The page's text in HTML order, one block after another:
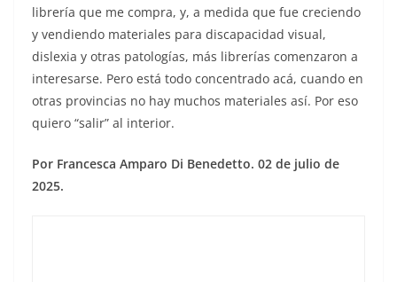
librería que me compra, y, a medida que fue creciendo
y vendiendo materiales para discapacidad visual,
dislexia y otras patologías, más librerías comenzaron a
interesarse. Pero está todo concentrado acá, cuando en
otras provincias no hay muchos materiales así. Por eso
quiero “salir” al interior.
Por Francesca Amparo Di Benedetto. 02 de julio de
2025.